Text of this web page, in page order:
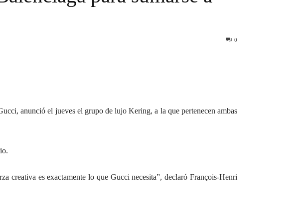
0
anunció el jueves el grupo de lujo Kering, a la que pertenecen ambas
creativa es exactamente lo que Gucci necesita”, declaró François-Henri